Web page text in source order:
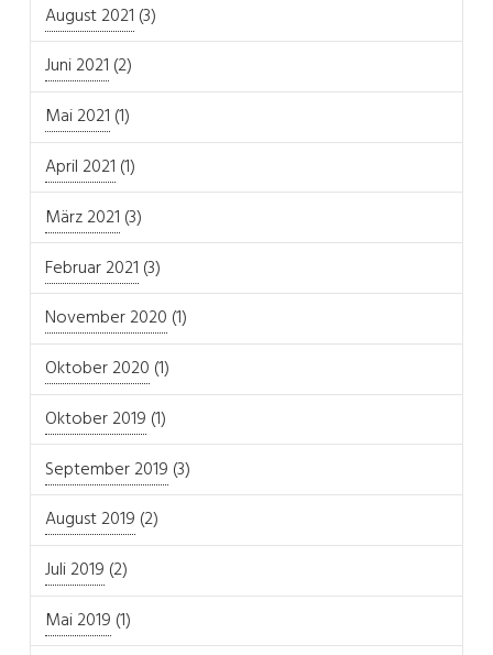
August 2021 (3)
Juni 2021 (2)
Mai 2021 (1)
April 2021 (1)
März 2021 (3)
Februar 2021 (3)
November 2020 (1)
Oktober 2020 (1)
Oktober 2019 (1)
September 2019 (3)
August 2019 (2)
Juli 2019 (2)
Mai 2019 (1)